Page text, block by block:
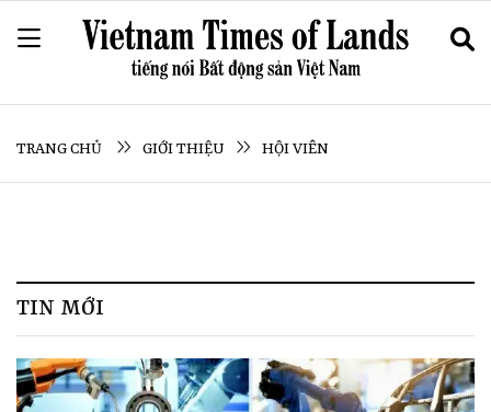
TRANG CHỦ GIỚI THIỆU HỘI VIÊN
TIN MỚI